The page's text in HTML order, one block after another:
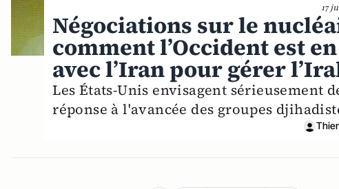
17
Négociations sur le
comment l’Occident est
avec l’Iran pour gérer
Les États-Unis envisagent sérieusement
réponse à l'avancée des groupes